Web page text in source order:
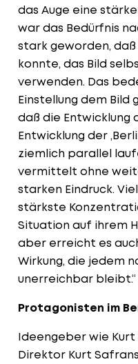
das Auge eine
war das Bedürfnis
stark geworden,
konnte, das Bild
verwenden. Das
Einstellung dem Bild
daß die Entwicklung
Entwicklung der
ziemlich parallel
vermittelt ohne
starken Eindruck.
stärkste
Situation auf ihrem
aber erreicht es
Wirkung, die jedem
unerreichbar bleibt.“
Protagonisten im
Ideengeber wie
Direktor Kurt